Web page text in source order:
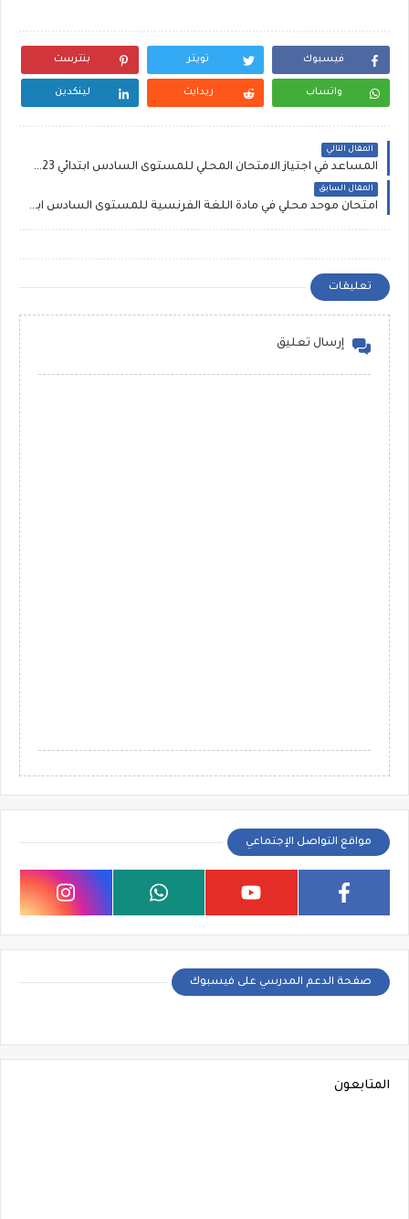
فيسبوك تويتر بنترست
واتساب ريدايت لينكدين
المقال التالي
المساعد في اجتياز الامتحان المحلي للمستوى السادس ابتدائي 2023 - نسخة منقحة
المقال السابق
امتحان موحد محلي في مادة اللغة الفرنسية للمستوى السادس ابتدائي [word]
تعليقات
إرسال تعليق
مواقع التواصل الإجتماعي
صفحة الدعم المدرسي على فيسبوك
المتابعون